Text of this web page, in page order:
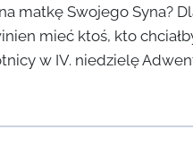
matkę Swojego Syna?
mieć ktoś, kto
w IV. niedzielę